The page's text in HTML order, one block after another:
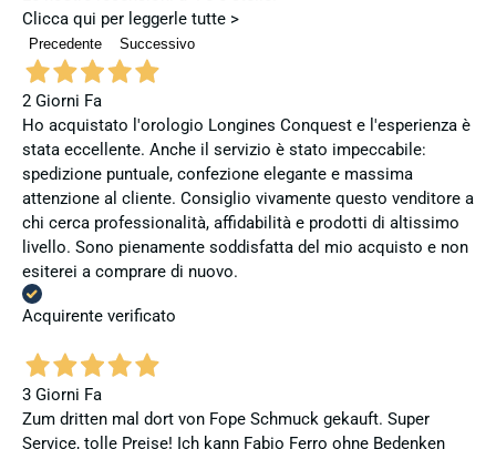
Clicca qui per leggerle tutte >
Precedente Successivo
2 Giorni Fa
Ho acquistato l'orologio Longines Conquest e l'esperienza è
stata eccellente. Anche il servizio è stato impeccabile:
spedizione puntuale, confezione elegante e massima
attenzione al cliente. Consiglio vivamente questo venditore a
chi cerca professionalità, affidabilità e prodotti di altissimo
livello. Sono pienamente soddisfatta del mio acquisto e non
esiterei a comprare di nuovo.
Acquirente verificato
3 Giorni Fa
Zum dritten mal dort von Fope Schmuck gekauft. Super
Service, tolle Preise! Ich kann Fabio Ferro ohne Bedenken